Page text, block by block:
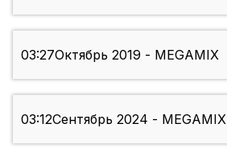
03:27Октябрь 2019 - MEGAMIX
03:12Сентябрь 2024 - MEGAMIX